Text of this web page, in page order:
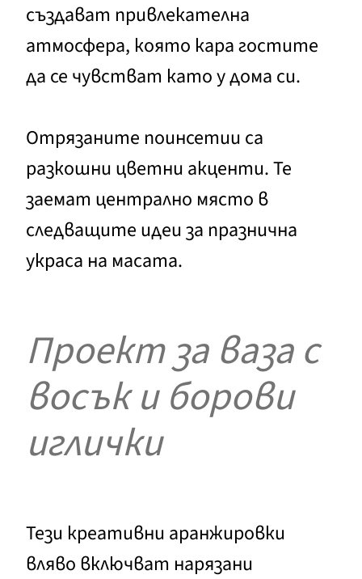
създават привлекателна
атмосфера, която кара гостите
да се чувстват като у дома си.
Отрязаните поинсетии са
разкошни цветни акценти. Те
заемат централно място в
следващите идеи за празнична
украса на масата.
Проект за ваза с
восък и борови
иглички
Тези креативни аранжировки
вляво включват нарязани